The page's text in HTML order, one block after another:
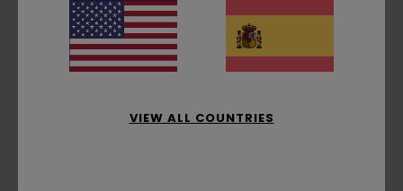
De buen corte y cómodo
Mostrar original - Français
Comodidad: 5/5 Talla : Talla perfecta
Recomiendo este producto
5/5
VIEW ALL COUNTRIES